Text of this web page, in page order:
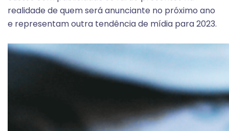
realidade de quem será anunciante no próximo ano
e representam outra tendência de mídia para 2023.